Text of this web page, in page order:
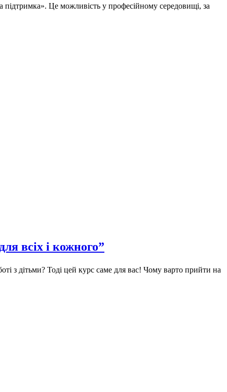
підтримка». Це можливість у професійному середовищі, за
всіх і кожного”
з дітьми? Тоді цей курс саме для вас! Чому варто прийти на